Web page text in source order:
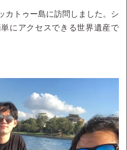
カトゥー島に訪問しました。シ
にアクセスできる世界遺産で